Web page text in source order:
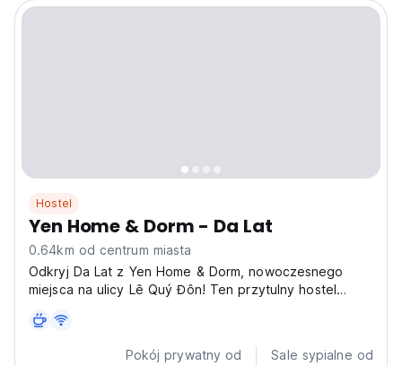
Hostel
Yen Home & Dorm - Da Lat
0.64km od centrum miasta
Odkryj Da Lat z Yen Home & Dorm, nowoczesnego
miejsca na ulicy Lê Quý Đôn! Ten przytulny hostel
podróżujących samotnie w środkowym Wietnamie.
(Auto-translated from original language)
Pokój prywatny od Sale sypialne od